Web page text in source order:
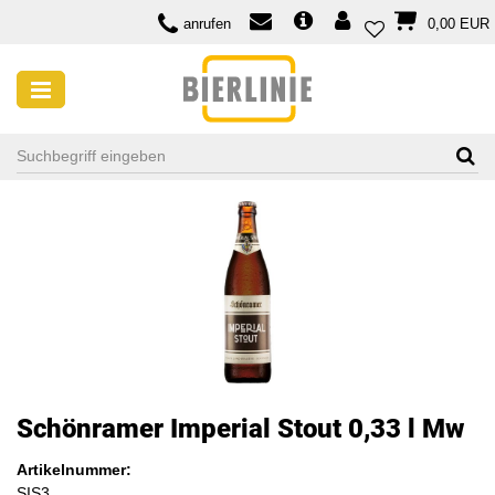
anrufen 0,00 EUR
Schönramer Imperial Stout 0,33 l Mw
Artikelnummer: